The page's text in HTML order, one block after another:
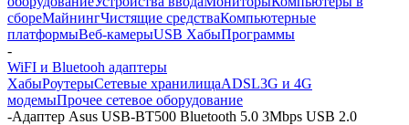
сбореМайнингЧистящие средстваКомпьютерные
платформыВеб-камерыUSB ХабыПрограммы
-
WiFI и Bluetooh адаптеры
ХабыРоутерыСетевые хранилищаADSL3G и 4G
модемыПрочее сетевое оборудование
-Адаптер Asus USB-BT500 Bluetooth 5.0 3Mbps USB 2.0